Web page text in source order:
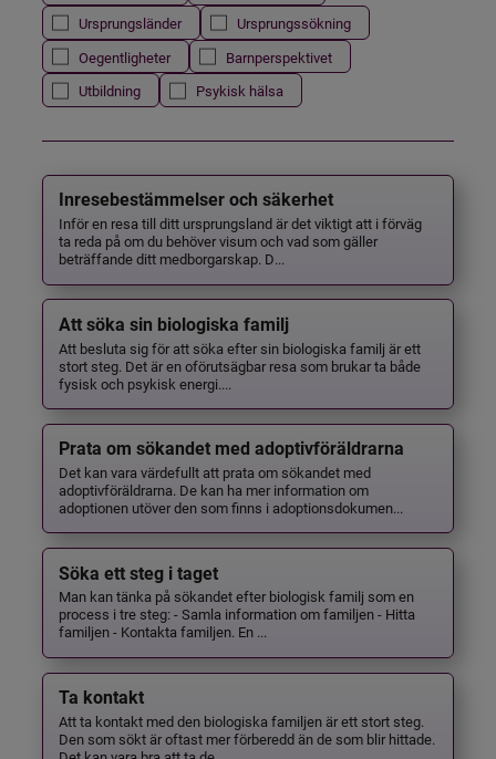
Ursprungsländer
Ursprungssökning
Oegentligheter
Barnperspektivet
Utbildning
Psykisk hälsa
Inresebestämmelser och säkerhet
Inför en resa till ditt ursprungsland är det viktigt att i förväg
ta reda på om du behöver visum och vad som gäller
beträffande ditt medborgarskap. D...
Att söka sin biologiska familj
Att besluta sig för att söka efter sin biologiska familj är ett
stort steg. Det är en oförutsägbar resa som brukar ta både
fysisk och psykisk energi....
Prata om sökandet med adoptivföräldrarna
Det kan vara värdefullt att prata om sökandet med
adoptivföräldrarna. De kan ha mer information om
adoptionen utöver den som finns i adoptionsdokumen...
Söka ett steg i taget
Man kan tänka på sökandet efter biologisk familj som en
process i tre steg: - Samla information om familjen - Hitta
familjen - Kontakta familjen. En ...
Ta kontakt
Att ta kontakt med den biologiska familjen är ett stort steg.
Den som sökt är oftast mer förberedd än de som blir hittade.